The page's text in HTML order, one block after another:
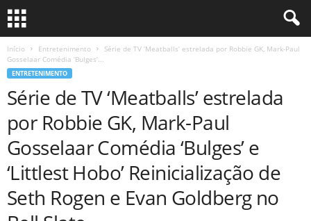
Início Entretenimento
Série de TV ‘Meatballs’ estrelada por Robbie GK, Mark-Paul
Gosselaar Comédia ‘Bulges’...
ENTRETENIMENTO
Série de TV ‘Meatballs’ estrelada
por Robbie GK, Mark-Paul
Gosselaar Comédia ‘Bulges’ e
‘Littlest Hobo’ Reinicialização de
Seth Rogen e Evan Goldberg no